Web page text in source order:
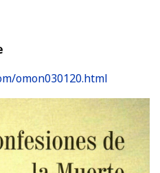
omon030120.html